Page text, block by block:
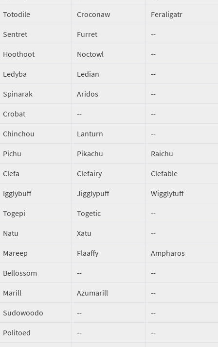
Totodile Croconaw Feraligatr
Sentret Furret --
Hoothoot Noctowl --
Ledyba Ledian --
Spinarak Aridos --
Crobat -- --
Chinchou Lanturn --
Pichu Pikachu Raichu
Clefa Clefairy Clefable
Igglybuff Jigglypuff Wigglytuff
Togepi Togetic --
Natu Xatu --
Mareep Flaaffy Ampharos
Bellossom -- --
Marill Azumarill --
Sudowoodo -- --
Politoed -- --